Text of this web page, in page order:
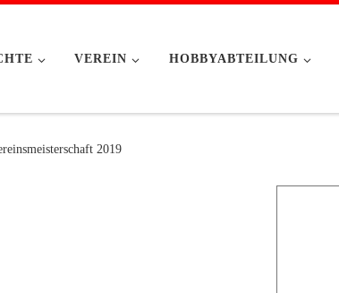
VEREIN HOBBYABTEILUNG
2019